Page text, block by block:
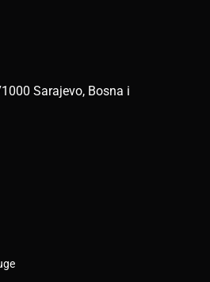
Sarajevo, Bosna i